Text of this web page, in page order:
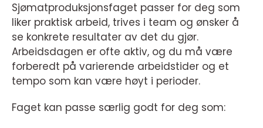
Sjømatproduksjonsfaget passer for deg som
liker praktisk arbeid, trives i team og ønsker å
se konkrete resultater av det du gjør.
Arbeidsdagen er ofte aktiv, og du må være
forberedt på varierende arbeidstider og et
tempo som kan være høyt i perioder.
Faget kan passe særlig godt for deg som: